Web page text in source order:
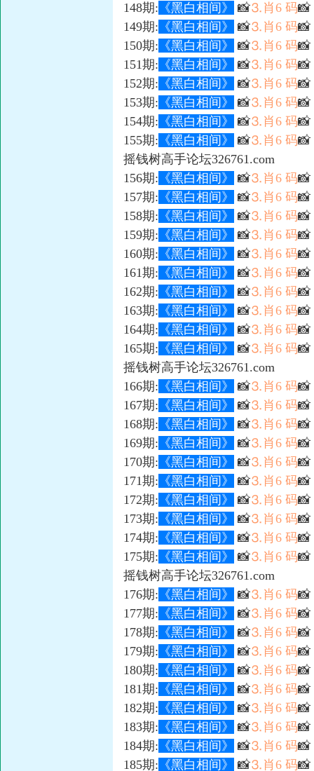
148期: 《黑白相间》 📸⒊肖6 码📸
149期: 《黑白相间》 📸⒊肖6 码📸
150期: 《黑白相间》 📸⒊肖6 码📸
151期: 《黑白相间》 📸⒊肖6 码📸
152期: 《黑白相间》 📸⒊肖6 码📸
153期: 《黑白相间》 📸⒊肖6 码📸
154期: 《黑白相间》 📸⒊肖6 码📸
155期: 《黑白相间》 📸⒊肖6 码📸
摇钱树高手论坛326761.com
156期: 《黑白相间》 📸⒊肖6 码📸
157期: 《黑白相间》 📸⒊肖6 码📸
158期: 《黑白相间》 📸⒊肖6 码📸
159期: 《黑白相间》 📸⒊肖6 码📸
160期: 《黑白相间》 📸⒊肖6 码📸
161期: 《黑白相间》 📸⒊肖6 码📸
162期: 《黑白相间》 📸⒊肖6 码📸
163期: 《黑白相间》 📸⒊肖6 码📸
164期: 《黑白相间》 📸⒊肖6 码📸
165期: 《黑白相间》 📸⒊肖6 码📸
摇钱树高手论坛326761.com
166期: 《黑白相间》 📸⒊肖6 码📸
167期: 《黑白相间》 📸⒊肖6 码📸
168期: 《黑白相间》 📸⒊肖6 码📸
169期: 《黑白相间》 📸⒊肖6 码📸
170期: 《黑白相间》 📸⒊肖6 码📸
171期: 《黑白相间》 📸⒊肖6 码📸
172期: 《黑白相间》 📸⒊肖6 码📸
173期: 《黑白相间》 📸⒊肖6 码📸
174期: 《黑白相间》 📸⒊肖6 码📸
175期: 《黑白相间》 📸⒊肖6 码📸
摇钱树高手论坛326761.com
176期: 《黑白相间》 📸⒊肖6 码📸
177期: 《黑白相间》 📸⒊肖6 码📸
178期: 《黑白相间》 📸⒊肖6 码📸
179期: 《黑白相间》 📸⒊肖6 码📸
180期: 《黑白相间》 📸⒊肖6 码📸
181期: 《黑白相间》 📸⒊肖6 码📸
182期: 《黑白相间》 📸⒊肖6 码📸
183期: 《黑白相间》 📸⒊肖6 码📸
184期: 《黑白相间》 📸⒊肖6 码📸
185期: 《黑白相间》 📸⒊肖6 码📸